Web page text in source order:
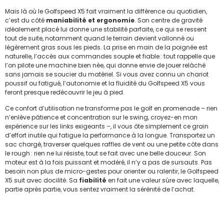
Mais là où le Golfspeed X5 fait vraiment la différence au quotidien,
c’est du côté maniabilité et ergonomie. Son centre de gravité
idéalement placé lui donne une stabilité parfaite, ce qui se ressent
tout de suite, notamment quand le terrain devient vallonné ou
légèrement gras sous les pieds. La prise en main de la poignée est
naturelle, l’accès aux commandes souple et fiable : tout rappelle que
l’on pilote une machine bien née, qui donne envie de jouer relâché
sans jamais se soucier du matériel. Si vous avez connu un chariot
poussif ou fatigué, l’autonomie et la fluidité du Golfspeed X5 vous
feront presque redécouvrir le jeu à pied.
Ce confort d’utilisation ne transforme pas le golf en promenade – rien
n’enlève pâtience et concentration sur le swing, croyez-en mon
expérience sur les links exigeants –, il vous ôte simplement ce grain
d’effort inutile qui fatigue la performance à la longue. Transportez un
sac chargé, traverser quelques raffles de vent ou une petite côte dans
le rough : rien ne lui résiste, tout se fait avec une belle douceur. Son
moteur est à la fois puissant et modéré, il n’y a pas de sursauts. Pas
besoin non plus de micro-gestes pour orienter ou ralentir, le Golfspeed
X5 suit avec docilité. Sa fiabilité en fait une valeur sûre avec laquelle,
partie après partie, vous sentez vraiment la sérénité de l’achat.